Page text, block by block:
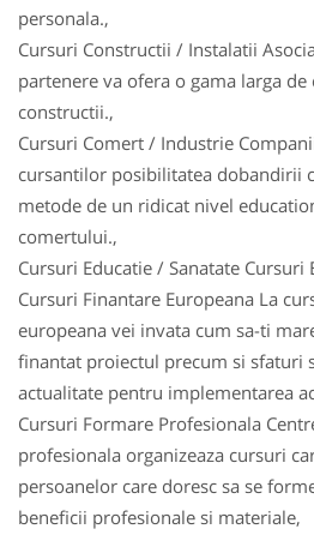
personala.,
Cursuri Constructii / Instalatii
partenere va ofera o gama larga
constructii.,
Cursuri Comert / Industrie
cursantilor posibilitatea dobandirii
metode de un ridicat nivel
comertului.,
Cursuri Educatie / Sanatate Cursuri
Cursuri Finantare Europeana La
europeana vei invata cum sa-ti
finantat proiectul precum si sfaturi
actualitate pentru implementarea
Cursuri Formare Profesionala
profesionala organizeaza cursuri
persoanelor care doresc sa se
beneficii profesionale si materiale,